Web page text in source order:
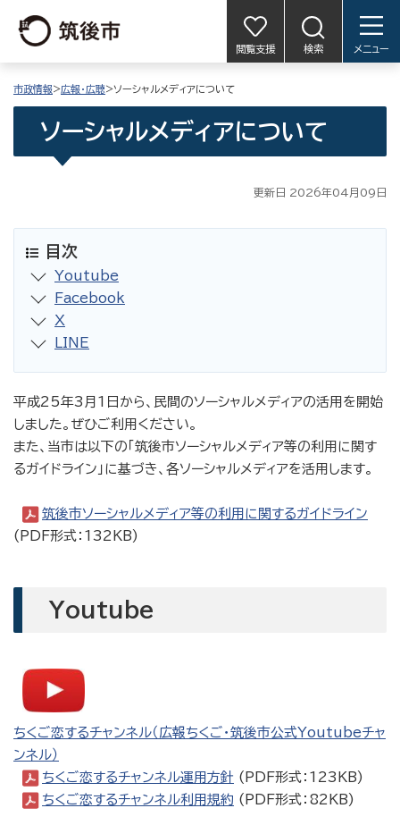
閲覧支援 検索 メニュー
市政情報>広報・広聴>ソーシャルメディアについて
ソーシャルメディアについて
更新日 2026年04月09日
目次
Youtube
Facebook
X
LINE
平成25年3月1日から、民間のソーシャルメディアの活用を開始
しました。ぜひご利用ください。
また、当市は以下の「筑後市ソーシャルメディア等の利用に関す
るガイドライン」に基づき、各ソーシャルメディアを活用します。
筑後市ソーシャルメディア等の利用に関するガイドライン
(PDF形式：132KB)
Youtube
ちくご恋するチャンネル（広報ちくご・筑後市公式Youtubeチャ
ンネル）
ちくご恋するチャンネル運用方針 (PDF形式：123KB)
ちくご恋するチャンネル利用規約 (PDF形式：82KB)